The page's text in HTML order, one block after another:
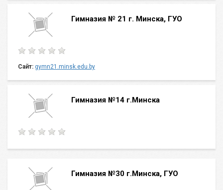
Гимназия № 21 г. Минска, ГУО
Сайт: gymn21.minsk.edu.by
Гимназия №14 г.Минска
Гимназия №30 г.Минска, ГУО